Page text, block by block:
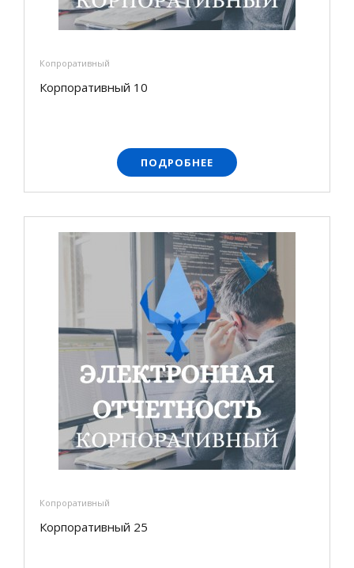
Копроративный
Корпоративный 10
ПОДРОБНЕЕ
Копроративный
Корпоративный 25